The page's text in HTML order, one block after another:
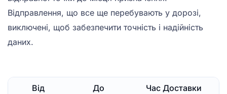
Відправлення, що все ще перебувають у дорозі,
виключені, щоб забезпечити точність і надійність
даних.
Від До Час Доставки